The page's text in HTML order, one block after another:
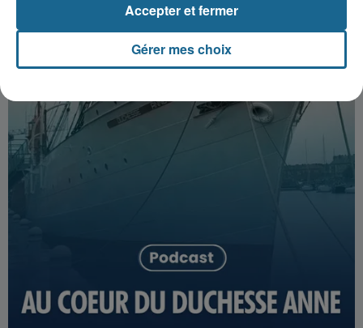
Gérer mes choix
Accepter et fermer